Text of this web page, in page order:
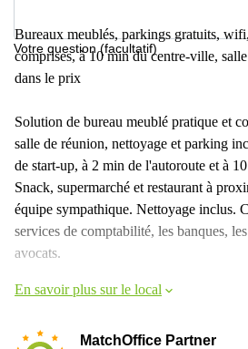
Votre question (facultatif)
Bureaux meublés, parkings gratuits,
comprises, à 10 min du centre-ville,
dans le prix
Solution de bureau meublé pratique et
salle de réunion, nettoyage et parking
de start-up, à 2 min de l'autoroute et à
Snack, supermarché et restaurant à
équipe sympathique. Nettoyage inclus.
services de comptabilité, les banques,
avocats.
En savoir plus sur le local
MatchOffice Partner